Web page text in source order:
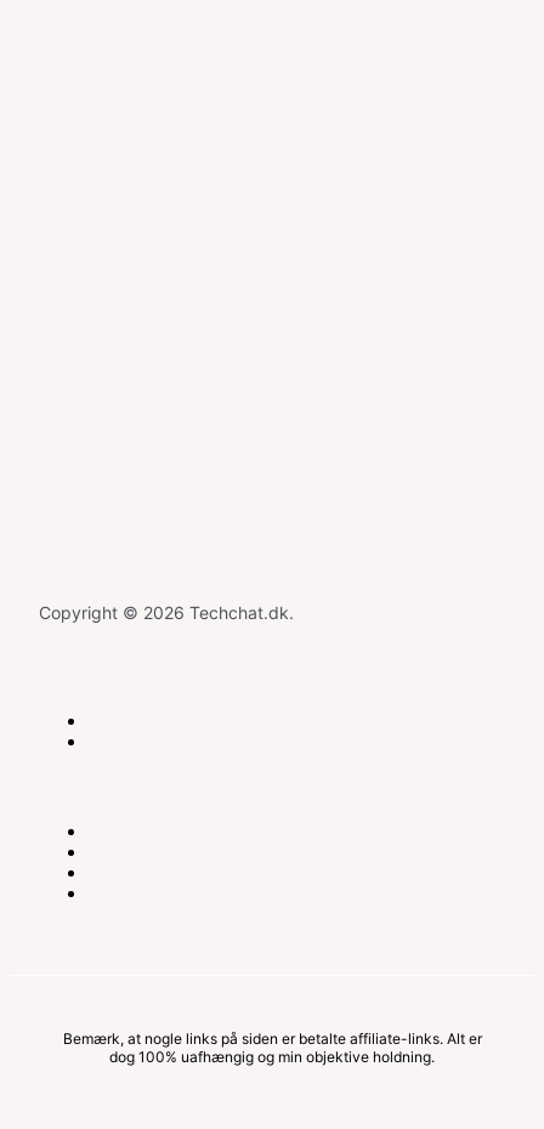
Copyright © 2026 Techchat.dk.
Bemærk, at nogle links på siden er betalte affiliate-links. Alt er
dog 100% uafhængig og min objektive holdning.